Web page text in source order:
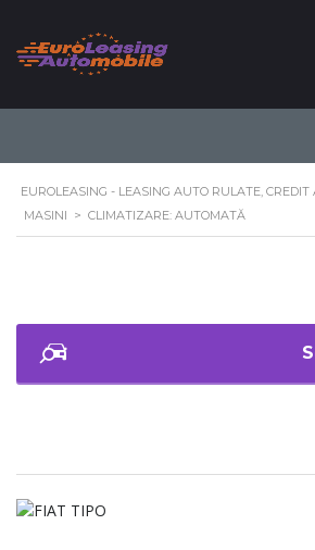
CLIMATIZARE:
AUTOMATĂ
EUROLEASING - LEASING AUTO RULATE,
MASINI > CLIMATIZARE: AUTOMATĂ